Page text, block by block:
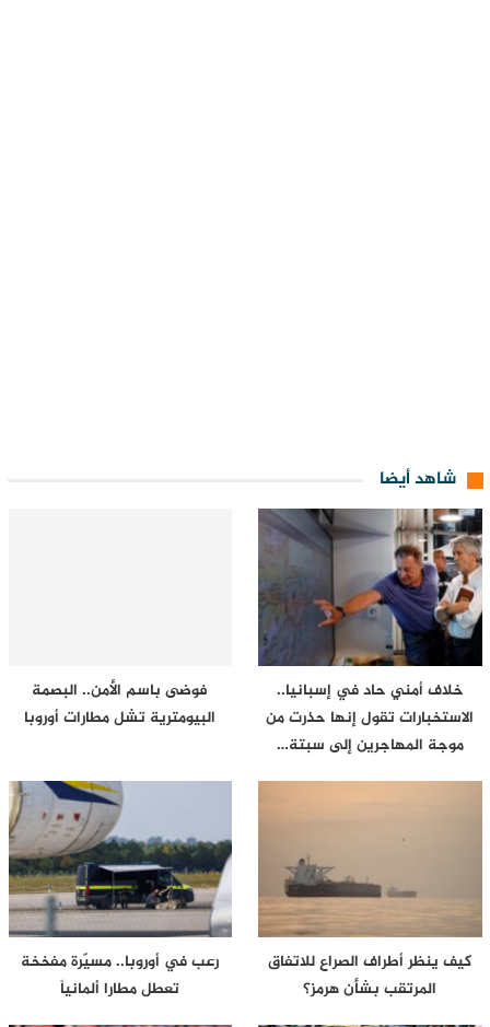
شاهد أيضا
خلاف أمني حاد في إسبانيا..
الاستخبارات تقول إنها حذرت من
موجة المهاجرين إلى سبتة…
فوضى باسم الأمن.. البصمة
البيومترية تشل مطارات أوروبا
كيف ينظر أطراف الصراع للاتفاق
المرتقب بشأن هرمز؟
رعب في أوروبا.. مسيّرة مفخخة
تعطل مطارا ألمانياً